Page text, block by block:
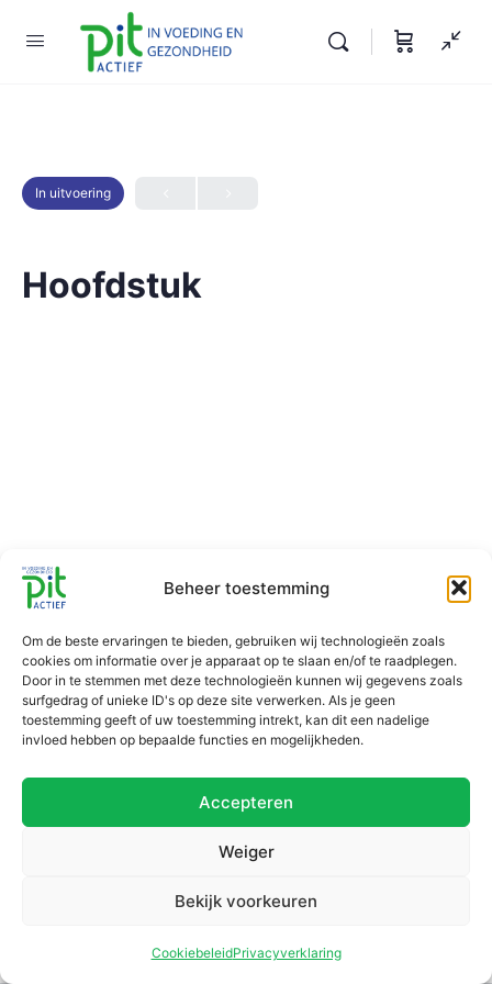
Beheer toestemming
Om de beste ervaringen te bieden, gebruiken wij technologieën zoals
cookies om informatie over je apparaat op te slaan en/of te raadplegen.
Door in te stemmen met deze technologieën kunnen wij gegevens zoals
surfgedrag of unieke ID's op deze site verwerken. Als je geen
toestemming geeft of uw toestemming intrekt, kan dit een nadelige
invloed hebben op bepaalde functies en mogelijkheden.
Accepteren
Weiger
Bekijk voorkeuren
CookiebeleidPrivacyverklaring
In uitvoering
Hoofdstuk